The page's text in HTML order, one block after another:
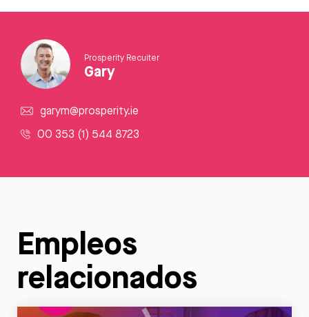
Prosperity Recuiter
Gary
garym@prosperity.ie
00 353 (1) 544 8723
Empleos
relacionados